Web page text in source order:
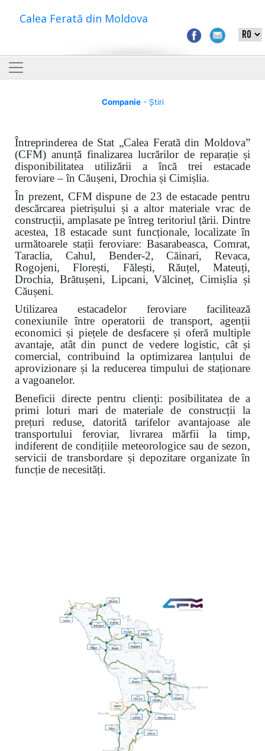
Calea Ferată din Moldova
Companie- Știri
Întreprinderea de Stat „Calea Ferată din Moldova”
(CFM) anunță finalizarea lucrărilor de reparație și
disponibilitatea utilizării a încă trei estacade
feroviare – în Căușeni, Drochia și Cimișlia.
În prezent, CFM dispune de 23 de estacade pentru
descărcarea pietrișului și a altor materiale vrac de
construcții, amplasate pe întreg teritoriul țării. Dintre
acestea, 18 estacade sunt funcționale, localizate în
următoarele stații feroviare: Basarabeasca, Comrat,
Taraclia, Cahul, Bender-2, Căinari, Revaca,
Rogojeni, Florești, Fălești, Răuțel, Mateuți,
Drochia, Brătușeni, Lipcani, Vălcineț, Cimișlia și
Căușeni.
Utilizarea estacadelor feroviare facilitează
conexiunile între operatorii de transport, agenții
economici și piețele de desfacere și oferă multiple
avantaje, atât din punct de vedere logistic, cât și
comercial, contribuind la optimizarea lanțului de
aprovizionare și la reducerea timpului de staționare
a vagoanelor.
Beneficii directe pentru clienți: posibilitatea de a
primi loturi mari de materiale de construcții la
prețuri reduse, datorită tarifelor avantajoase ale
transportului feroviar, livrarea mărfii la timp,
indiferent de condițiile meteorologice sau de sezon,
servicii de transbordare și depozitare organizate în
funcție de necesități.